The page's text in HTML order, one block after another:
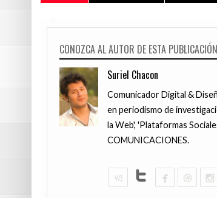
CONOZCA AL AUTOR DE ESTA
Suriel Chacon
Comunicador Digital &
en periodismo de
la Web', 'Plataformas
COMUNICACIONES.